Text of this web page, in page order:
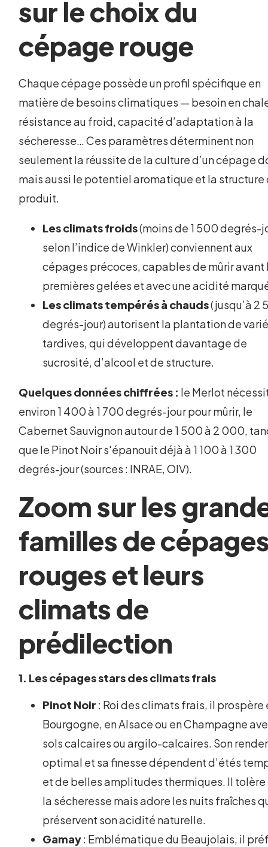
sur le choix du
cépage rouge
Chaque cépage possède un profil spécifique en
matière de besoins climatiques — besoin en
résistance au froid, capacité d’adaptation à la
sécheresse… Ces paramètres déterminent non
seulement la réussite de la culture d’un cépage
mais aussi le potentiel aromatique et la structure
produit.
Les climats froids(moins de 1 500 degrés-
selon l’indice de Winkler) conviennent aux
cépages précoces, capables de mûrir avant
premières gelées et avec une acidité
Les climats tempérés à chauds(jusqu’à 2
degrés-jour) autorisent la plantation de
tardives, qui développent davantage de
sucrosité, d’alcool et de structure.
Quelques données chiffrées : le Merlot
environ 1 400 à 1 700 degrés-jour pour mûrir, le
Cabernet Sauvignon autour de 1 500 à 2 000,
que le Pinot Noir s'épanouit déjà à 1 100 à 1 300
degrés-jour (sources : INRAE, OIV).
Zoom sur les
familles de
rouges et leurs
climats de
prédilection
1. Les cépages stars des climats frais
Pinot Noir : Roi des climats frais, il prospère
Bourgogne, en Alsace ou en Champagne
sols calcaires ou argilo-calcaires. Son
optimal et sa finesse dépendent d’étés
et de belles amplitudes thermiques. Il tolère
la sécheresse mais adore les nuits fraîches
préservent son acidité naturelle.
Gamay: Emblématique du Beaujolais, il